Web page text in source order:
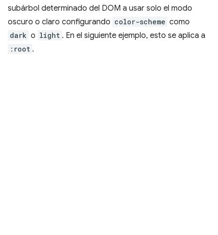
subárbol determinado del DOM a usar solo el modo
oscuro o claro configurando color-scheme como
dark o light . En el siguiente ejemplo, esto se aplica a
:root .